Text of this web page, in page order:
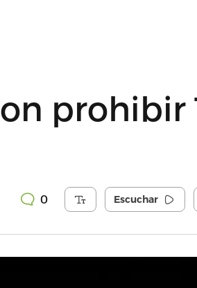
prohibir
0 Escuchar